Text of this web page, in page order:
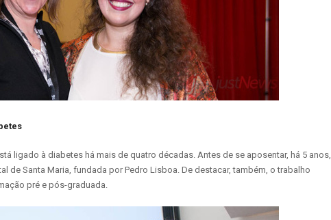
ligado à diabetes há mais de quatro décadas. Antes de se aposentar, há 5 anos,
de Santa Maria, fundada por Pedro Lisboa. De destacar, também, o trabalho
pré e pós-graduada.